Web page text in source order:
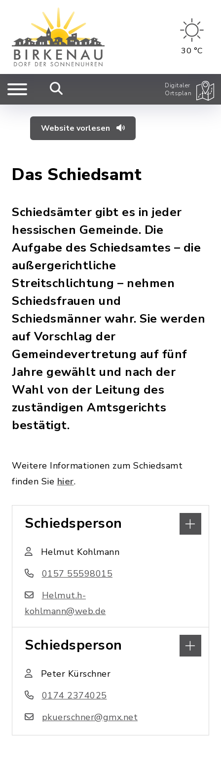
30 °C
Digitaler
Ortsplan
Website vorlesen
Das Schiedsamt
Schiedsämter gibt es in jeder
hessischen Gemeinde. Die
Aufgabe des Schiedsamtes – die
außergerichtliche
Streitschlichtung – nehmen
Schiedsfrauen und
Schiedsmänner wahr. Sie werden
auf Vorschlag der
Gemeindevertretung auf fünf
Jahre gewählt und nach der
Wahl von der Leitung des
zuständigen Amtsgerichts
bestätigt.
Weitere Informationen zum Schiedsamt
finden Sie hier.
Schiedsperson
Helmut Kohlmann
0157 55598015
Helmut.h-
kohlmann@web.de
Schiedsperson
Peter Kürschner
0174 2374025
pkuerschner@gmx.net